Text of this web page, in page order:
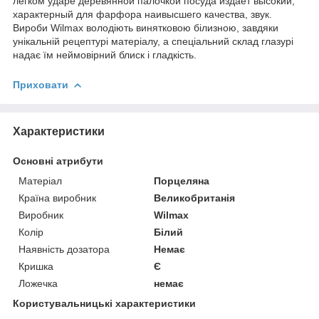
характерный для фарфора наивысшего качества, звук.
Вироби Wilmax володіють винятковою білизною, завдяки
унікальній рецептурі матеріалу, а спеціальний склад глазурі
надає їм неймовірний блиск і гладкість.
Приховати
Характеристики
Основні атрибути
Матеріал
Порцеляна
Країна виробник
Великобританія
Виробник
Wilmax
Колір
Білий
Наявність дозатора
Немає
Кришка
Є
Ложечка
немає
Користувальницькі характеристики